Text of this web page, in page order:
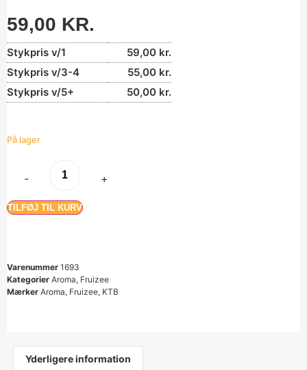
59,00 KR.
Stykpris v/1 59,00 kr.
Stykpris v/3-4
55,00 kr.
Stykpris v/5+
50,00 kr.
På lager
- +
TILFØJ TIL KURV
Varenummer 1693
Kategorier Aroma, Fruizee
Mærker Aroma, Fruizee, KTB
Yderligere information